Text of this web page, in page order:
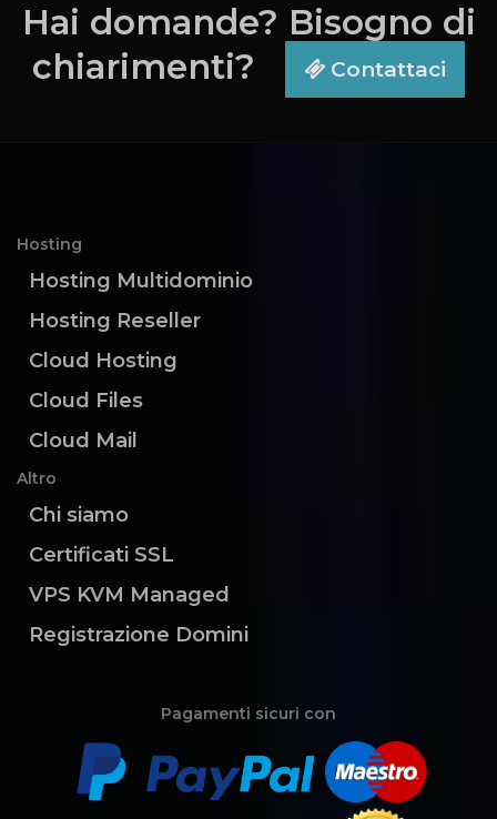
Hai domande? Bisogno di
chiarimenti?
Contattaci
Hosting
Hosting Multidominio
Hosting Reseller
Cloud Hosting
Cloud Files
Cloud Mail
Altro
Chi siamo
Certificati SSL
VPS KVM Managed
Registrazione Domini
Pagamenti sicuri con